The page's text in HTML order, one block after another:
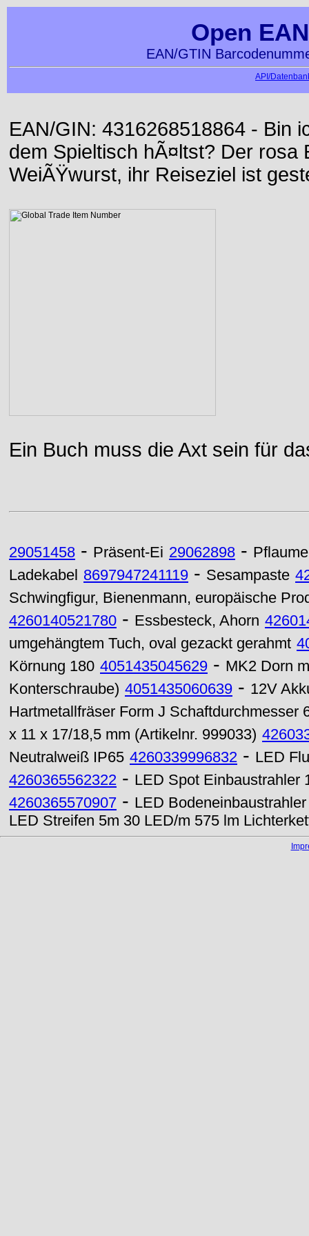
Open
EAN/GTIN
API/
EAN/GIN: 4316268518864 - Bin
dem Spieltisch hÃ¤ltst? Der rosa
WeiÃŸwurst, ihr Reiseziel ist
Ein Buch muss die Axt sein für
29051458 - Präsent-Ei 29062898 -
Ladekabel 8697947241119 - Sesampaste
Schwingfigur, Bienenmann, europäische
4260140521780 - Essbesteck, Ahorn
umgehängtem Tuch, oval gezackt gerahmt
Körnung 180 4051435045629 - MK2 Dorn
Konterschraube) 4051435060639 - 12V
Hartmetallfräser Form J Schaftdurchmesser
x 11 x 17/18,5 mm (Artikelnr. 999033)
Neutralweiß IP65 4260339996832 - LED
4260365562322 - LED Spot Einbaustrahler
4260365570907 - LED
LED Streifen 5m 30 LED/m 575 lm